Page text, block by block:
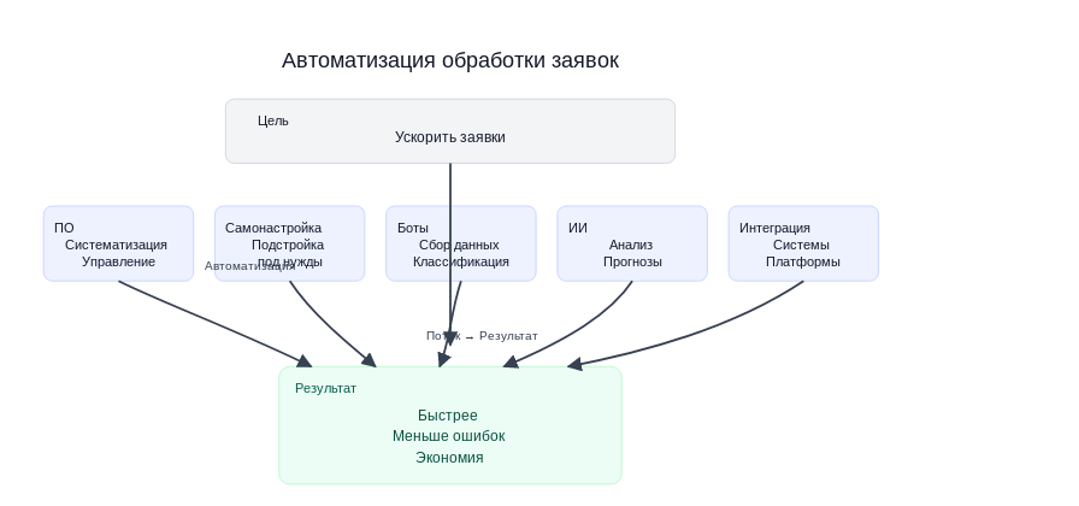
Автоматизация обработки заявок
Цель
Ускорить заявки
ПО
Систематизация
Управление
Самонастройка
Подстройка
под нужды
Боты
Сбор данных
Классификация
ИИ
Анализ
Прогнозы
Интеграция
Системы
Платформы
Результат
Быстрее
Меньше ошибок
Экономия
Автоматизация
Поток → Результат